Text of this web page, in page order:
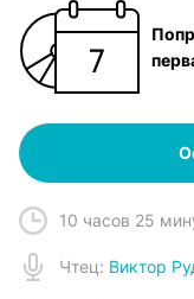
10 часов 25
Чтец: Виктор